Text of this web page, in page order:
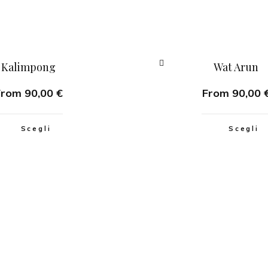
Kalimpong
90,00 €
Scegli
Wat Arun
From 90,00
Scegli